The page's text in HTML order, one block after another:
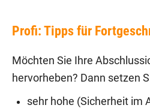
Profi: Tipps für
Möchten Sie Ihre
hervorheben? Dann setzen
sehr hohe (Sicherheit im